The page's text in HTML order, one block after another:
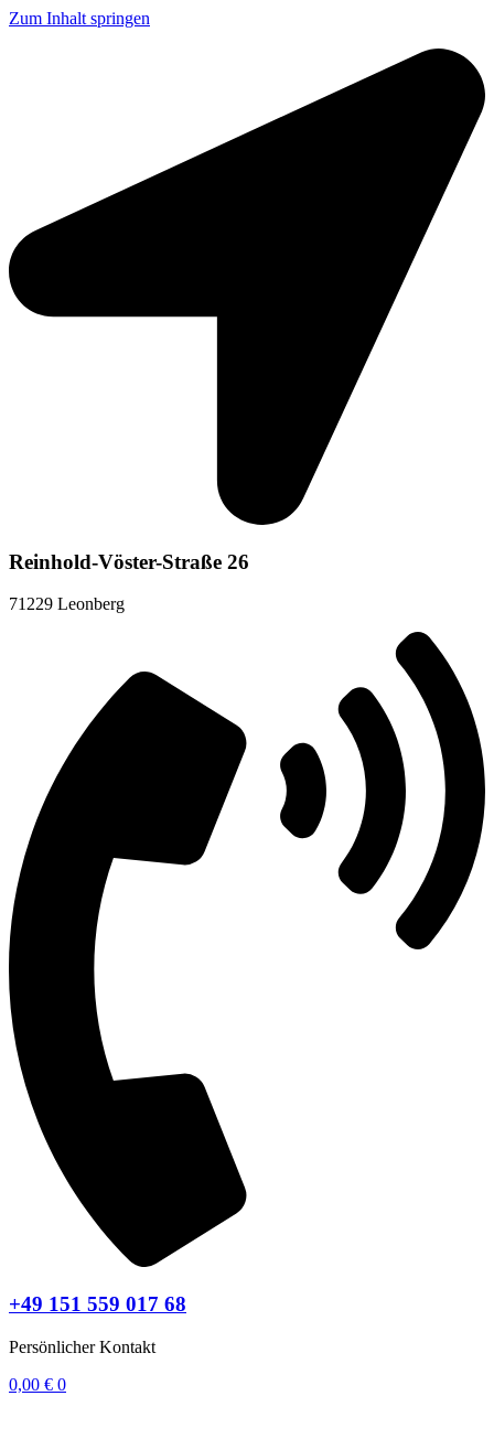
Zum Inhalt springen
Reinhold-Vöster-Straße 26
71229 Leonberg
+49 151 559 017 68
Persönlicher Kontakt
0,00 € 0